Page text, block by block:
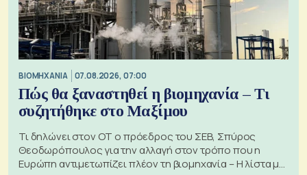
ΒΙΟΜΗΧΑΝΙΑ 07.08.2026, 07:00
Πώς θα ξαναστηθεί η βιομηχανία – Τι
συζητήθηκε στο Μαξίμου
Τι δηλώνει στον ΟΤ ο πρόεδρος του ΣΕΒ, Σπύρος
Θεοδωρόπουλος για την αλλαγή στον τρόπο που η
Ευρώπη αντιμετωπίζει πλέον τη βιομηχανία – Η λίστα με